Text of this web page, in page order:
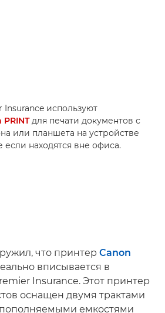
используют
для печати документов с
или планшета на устройстве
если находятся вне офиса.
что принтер Canon
вписывается в
Insurance. Этот принтер
оснащен двумя трактами
емкостями